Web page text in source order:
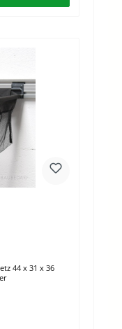
44 x 31 x 36